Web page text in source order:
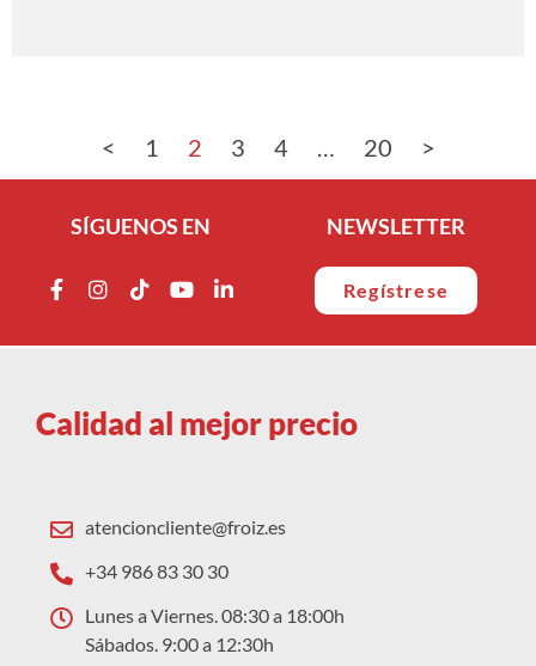
< 1 2 3 4 20 >
SÍGUENOS EN NEWSLETTER
Regístrese
Calidad al mejor precio
atencioncliente@froiz.es
+34 986 83 30 30
Lunes a Viernes. 08:30 a 18:00h
Sábados. 9:00 a 12:30h